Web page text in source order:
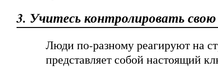
3. Учитесь контролировать
Люди по-разному реагируют на
представляет собой настоящий